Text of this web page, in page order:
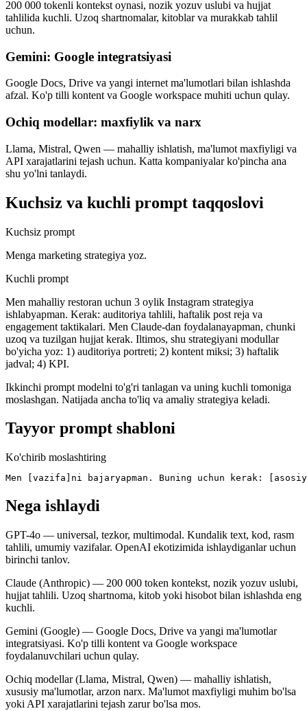
200 000 tokenli kontekst oynasi, nozik yozuv uslubi va hujjat
tahlilida kuchli. Uzoq shartnomalar, kitoblar va murakkab tahlil
uchun.
Gemini: Google integratsiyasi
Google Docs, Drive va yangi internet ma'lumotlari bilan ishlashda
afzal. Ko'p tilli kontent va Google workspace muhiti uchun qulay.
Ochiq modellar: maxfiylik va narx
Llama, Mistral, Qwen — mahalliy ishlatish, ma'lumot maxfiyligi va
API xarajatlarini tejash uchun. Katta kompaniyalar ko'pincha ana
shu yo'lni tanlaydi.
Kuchsiz va kuchli prompt taqqoslovi
Kuchsiz prompt
Menga marketing strategiya yoz.
Kuchli prompt
Men mahalliy restoran uchun 3 oylik Instagram strategiya
ishlabyapman. Kerak: auditoriya tahlili, haftalik post reja va
engagement taktikalari. Men Claude-dan foydalanayapman, chunki
uzoq va tuzilgan hujjat kerak. Iltimos, shu strategiyani modullar
bo'yicha yoz: 1) auditoriya portreti; 2) kontent miksi; 3) haftalik
jadval; 4) KPI.
Ikkinchi prompt modelni to'g'ri tanlagan va uning kuchli tomoniga
moslashgan. Natijada ancha to'liq va amaliy strategiya keladi.
Tayyor prompt shabloni
Ko'chirib moslashtiring
Men [vazifa]ni bajaryapman. Buning uchun kerak:
Nega ishlaydi
GPT-4o — universal, tezkor, multimodal. Kundalik text, kod, rasm
tahlili, umumiy vazifalar. OpenAI ekotizimida ishlaydiganlar uchun
birinchi tanlov.
Claude (Anthropic) — 200 000 token kontekst, nozik yozuv uslubi,
hujjat tahlili. Uzoq shartnoma, kitob yoki hisobot bilan ishlashda eng
kuchli.
Gemini (Google) — Google Docs, Drive va yangi ma'lumotlar
integratsiyasi. Ko'p tilli kontent va Google workspace
foydalanuvchilari uchun qulay.
Ochiq modellar (Llama, Mistral, Qwen) — mahalliy ishlatish,
xususiy ma'lumotlar, arzon narx. Ma'lumot maxfiyligi muhim bo'lsa
yoki API xarajatlarini tejash zarur bo'lsa mos.